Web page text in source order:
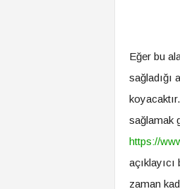
Eğer bu
sağladığı
sağlamak
https://
zaman